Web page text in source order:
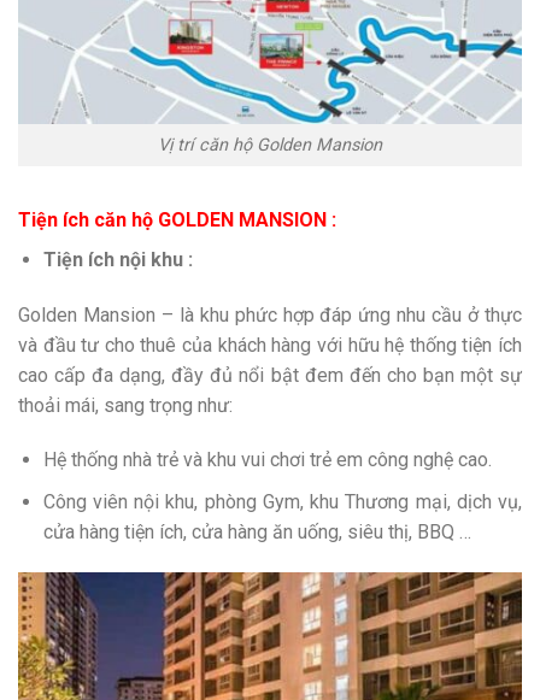
Vị trí căn hộ Golden Mansion
Tiện ích căn hộ GOLDEN MANSION :
Tiện ích nội khu :
Golden Mansion – là khu phức hợp đáp ứng nhu cầu ở thực
và đầu tư cho thuê của khách hàng với hữu hệ thống tiện ích
cao cấp đa dạng, đầy đủ nổi bật đem đến cho bạn một sự
thoải mái, sang trọng như:
Hệ thống nhà trẻ và khu vui chơi trẻ em công nghệ cao.
Công viên nội khu, phòng Gym, khu Thương mại, dịch vụ,
cửa hàng tiện ích, cửa hàng ăn uống, siêu thị, BBQ …